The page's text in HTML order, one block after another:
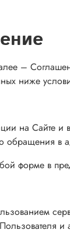
–
ниже
на Сайте
обращения
форме в